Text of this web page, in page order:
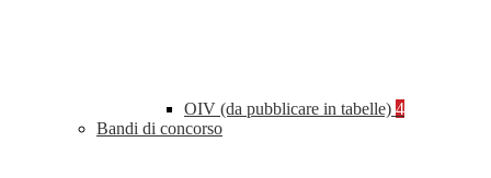
OIV (da pubblicare in tabelle) 4
Bandi di concorso